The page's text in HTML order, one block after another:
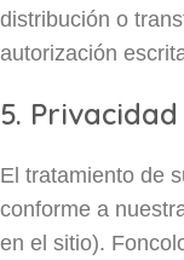
distribución o
autorización
5.
El tratamiento de
conforme a
en el sitio).